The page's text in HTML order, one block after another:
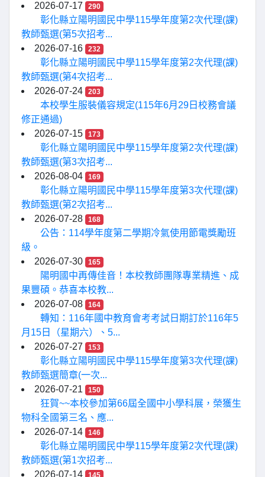
2026-07-17
290
彰化縣立陽明國民中學115學年度第2次代理(課)
教師甄選(第5次招考...
2026-07-16
232
彰化縣立陽明國民中學115學年度第2次代理(課)
教師甄選(第4次招考...
2026-07-24
203
本校學生服裝儀容規定(115年6月29日校務會議
修正通過)
2026-07-15
173
彰化縣立陽明國民中學115學年度第2次代理(課)
教師甄選(第3次招考...
2026-08-04
169
彰化縣立陽明國民中學115學年度第3次代理(課)
教師甄選(第2次招考...
2026-07-28
168
公告：114學年度第二學期冷氣使用節電獎勵班
級。
2026-07-30
165
陽明國中再傳佳音！本校教師團隊專業精進、成
果豐碩。恭喜本校教...
2026-07-08
164
轉知：116年國中教育會考考試日期訂於116年5
月15日（星期六）、5...
2026-07-27
153
彰化縣立陽明國民中學115學年度第3次代理(課)
教師甄選簡章(一次...
2026-07-21
150
狂賀~~本校參加第66屆全國中小學科展，榮獲生
物科全國第三名、應...
2026-07-14
146
彰化縣立陽明國民中學115學年度第2次代理(課)
教師甄選(第1次招考...
2026-07-14
145